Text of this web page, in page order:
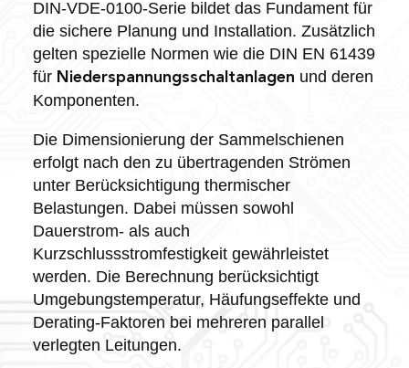
DIN-VDE-0100-Serie bildet das Fundament für
die sichere Planung und Installation. Zusätzlich
gelten spezielle Normen wie die DIN EN 61439
für Niederspannungsschaltanlagen und deren
Komponenten.
Die Dimensionierung der Sammelschienen
erfolgt nach den zu übertragenden Strömen
unter Berücksichtigung thermischer
Belastungen. Dabei müssen sowohl
Dauerstrom- als auch
Kurzschlussstromfestigkeit gewährleistet
werden. Die Berechnung berücksichtigt
Umgebungstemperatur, Häufungseffekte und
Derating-Faktoren bei mehreren parallel
verlegten Leitungen.